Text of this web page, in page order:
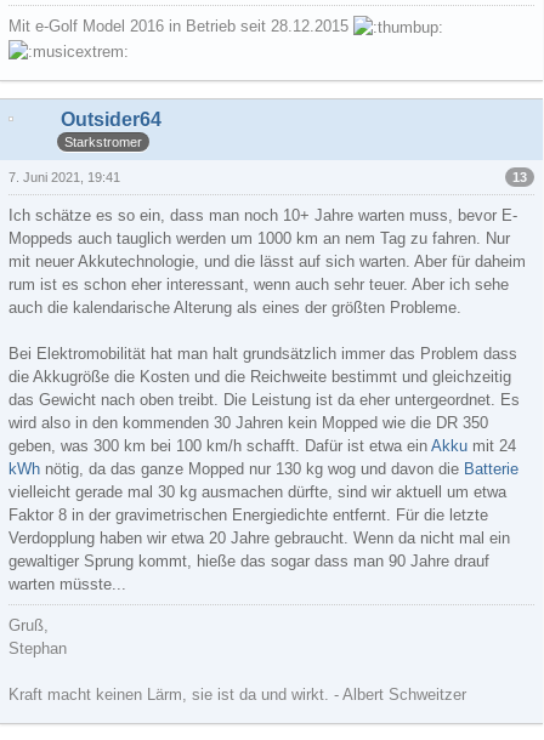
Mit e-Golf Model 2016 in Betrieb seit 28.12.2015
Outsider64
Starkstromer
13
7. Juni 2021, 19:41
Ich schätze es so ein, dass man noch 10+ Jahre warten muss, bevor E-
Moppeds auch tauglich werden um 1000 km an nem Tag zu fahren. Nur
mit neuer Akkutechnologie, und die lässt auf sich warten. Aber für daheim
rum ist es schon eher interessant, wenn auch sehr teuer. Aber ich sehe
auch die kalendarische Alterung als eines der größten Probleme.
Bei Elektromobilität hat man halt grundsätzlich immer das Problem dass
die Akkugröße die Kosten und die Reichweite bestimmt und gleichzeitig
das Gewicht nach oben treibt. Die Leistung ist da eher untergeordnet. Es
wird also in den kommenden 30 Jahren kein Mopped wie die DR 350
geben, was 300 km bei 100 km/h schafft. Dafür ist etwa ein Akku mit 24
kWh nötig, da das ganze Mopped nur 130 kg wog und davon die Batterie
vielleicht gerade mal 30 kg ausmachen dürfte, sind wir aktuell um etwa
Faktor 8 in der gravimetrischen Energiedichte entfernt. Für die letzte
Verdopplung haben wir etwa 20 Jahre gebraucht. Wenn da nicht mal ein
gewaltiger Sprung kommt, hieße das sogar dass man 90 Jahre drauf
warten müsste...
Gruß,
Stephan
Kraft macht keinen Lärm, sie ist da und wirkt. - Albert Schweitzer